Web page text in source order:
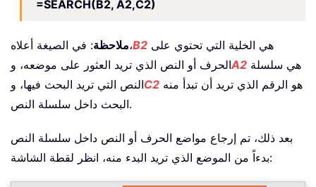
=SEARCH(B2, A2,C2)
ملاحظة: في الصيغة أعلاه،B2
الحرف أو النص الذي تريد العثور على موضعه، وA2
النص التي تريد البحث فيها، وC2
البحث داخل سلسلة النص.
بعد ذلك، تم إرجاع مواضع الحرف أو النص داخل سلسلة النص
بدءاً من الموضع الذي تريد البدء منه، انظر لقطة الشاشة: